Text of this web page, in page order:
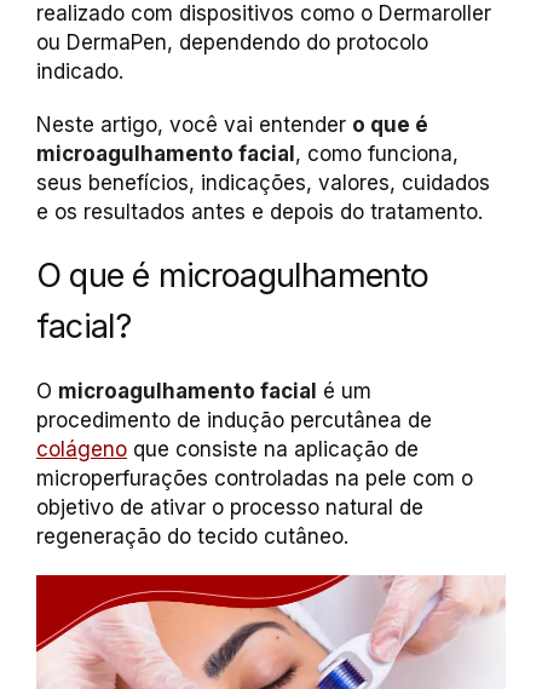
realizado com dispositivos como o Dermaroller
ou DermaPen, dependendo do protocolo
indicado.
Neste artigo, você vai entender o que é
microagulhamento facial , como funciona,
seus benefícios, indicações, valores, cuidados
e os resultados antes e depois do tratamento.
O que é microagulhamento
facial?
O microagulhamento facial é um
procedimento de indução percutânea de
colágeno que consiste na aplicação de
microperfurações controladas na pele com o
objetivo de ativar o processo natural de
regeneração do tecido cutâneo.